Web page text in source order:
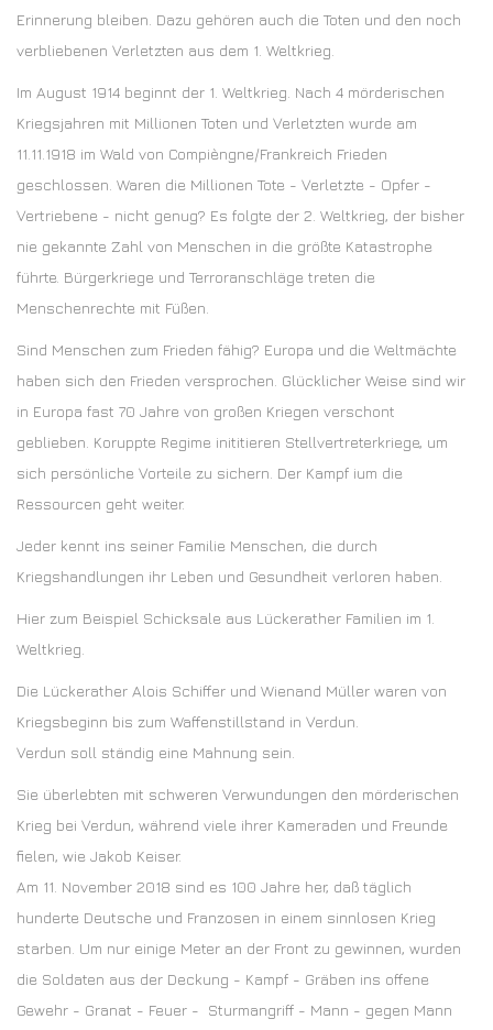
Erinnerung bleiben. Dazu gehören auch die Toten und den noch
verbliebenen Verletzten aus dem 1. Weltkrieg.
Im August 1914 beginnt der 1. Weltkrieg. Nach 4 mörderischen
Kriegsjahren mit Millionen Toten und Verletzten wurde am
11.11.1918 im Wald von Compièngne/Frankreich Frieden
geschlossen. Waren die Millionen Tote - Verletzte - Opfer -
Vertriebene - nicht genug? Es folgte der 2. Weltkrieg, der bisher
nie gekannte Zahl von Menschen in die größte Katastrophe
führte. Bürgerkriege und Terroranschläge treten die
Menschenrechte mit Füßen.
Sind Menschen zum Frieden fähig? Europa und die Weltmächte
haben sich den Frieden versprochen. Glücklicher Weise sind wir
in Europa fast 70 Jahre von großen Kriegen verschont
geblieben. Koruppte Regime inititieren Stellvertreterkriege, um
sich persönliche Vorteile zu sichern. Der Kampf ium die
Ressourcen geht weiter.
Jeder kennt ins seiner Familie Menschen, die durch
Kriegshandlungen ihr Leben und Gesundheit verloren haben.
Hier zum Beispiel Schicksale aus Lückerather Familien im 1.
Weltkrieg.
Die Lückerather Alois Schiffer und Wienand Müller waren von
Kriegsbeginn bis zum Waffenstillstand in Verdun.
Verdun soll ständig eine Mahnung sein.
Sie überlebten mit schweren Verwundungen den mörderischen
Krieg bei Verdun, während viele ihrer Kameraden und Freunde
fielen, wie Jakob Keiser.
Am 11. November 2018 sind es 100 Jahre her, daß täglich
hunderte Deutsche und Franzosen in einem sinnlosen Krieg
starben. Um nur einige Meter an der Front zu gewinnen, wurden
die Soldaten aus der Deckung - Kampf - Gräben ins offene
Gewehr - Granat - Feuer - Sturmangriff - Mann - gegen Mann